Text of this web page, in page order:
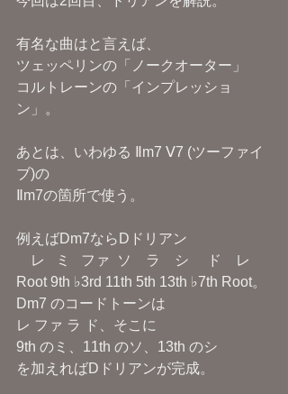
有名な曲はと言えば、
ツェッペリンの「ノークオーター」
コルトレーンの「インプレッショ
ン」。
あとは、いわゆる Ⅱm7 Ⅴ7 (ツーファイ
ブ)の
Ⅱm7の箇所で使う。
例えばDm7ならDドリアン
    レ   ミ   ファ  ソ    ラ    シ     ド    レ
Root 9th ♭3rd 11th 5th 13th ♭7th Root。
Dm7 のコードトーンは
レ ファ ラ ド、そこに
9th のミ、11th のソ、13th のシ
を加えればDドリアンが完成。